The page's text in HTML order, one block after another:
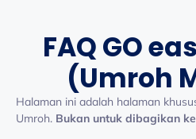
FAQ GO
(Umroh
Halaman ini adalah halaman
Umroh. Bukan untuk dibagikan